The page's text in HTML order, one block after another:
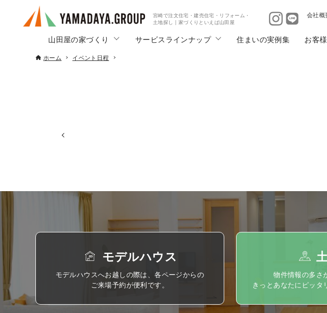
宮崎で注文住宅・建売住宅・リフォーム・
土地探し | 家づくりといえば山田屋
会社概
山田屋の家づくり サービスラインナップ 住まいの実例集 お客
ホーム イベント日程
モデルハウス
モデルハウスへお越しの際は、各ページからの
ご来場予約が便利です。
物件情報の多さ
きっとあなたにピッタ